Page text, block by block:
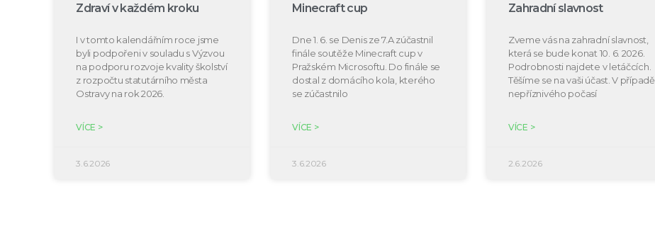
Zdraví v každém kroku
I v tomto kalendářním roce jsme
byli podpořeni v souladu s Výzvou
na podporu rozvoje kvality školství
z rozpočtu statutárního města
Ostravy na rok 2026.
VÍCE >
3.6.2026
Minecraft cup
Dne 1. 6. se Denis ze 7.A zúčastnil
finále soutěže Minecraft cup v
Pražském Microsoftu. Do finále se
dostal z domácího kola, kterého
se zúčastnilo
VÍCE >
3.6.2026
Zahradní slavnost
Zveme vás na zahradní slavnost,
která se bude konat 10. 6. 2026.
Podrobnosti najdete v letáčcích.
Těšíme se na vaši účast. V případě
nepříznivého počasí
VÍCE >
2.6.2026